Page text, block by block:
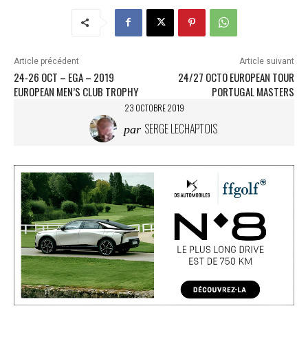
Article précédent
24-26 OCT – EGA – 2019
EUROPEAN MEN’S CLUB TROPHY
Article suivant
24/27 OCTO EUROPEAN TOUR
PORTUGAL MASTERS
23 OCTOBRE 2019
par SERGE LECHAPTOIS